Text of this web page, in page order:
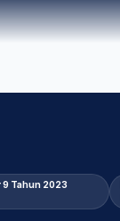
9 Tahun 2023